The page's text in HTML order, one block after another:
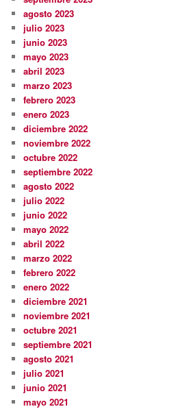
agosto 2023
julio 2023
junio 2023
mayo 2023
abril 2023
marzo 2023
febrero 2023
enero 2023
diciembre 2022
noviembre 2022
octubre 2022
septiembre 2022
agosto 2022
julio 2022
junio 2022
mayo 2022
abril 2022
marzo 2022
febrero 2022
enero 2022
diciembre 2021
noviembre 2021
octubre 2021
septiembre 2021
agosto 2021
julio 2021
junio 2021
mayo 2021